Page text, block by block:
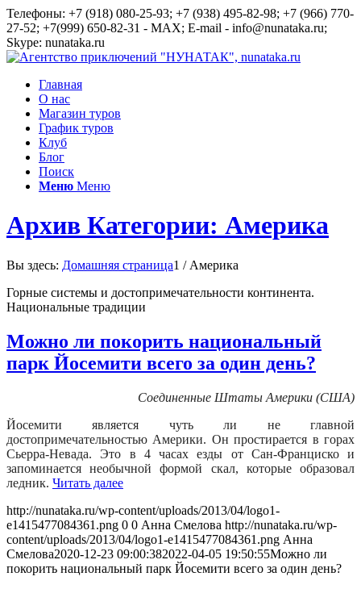
Телефоны: +7 (918) 080-25-93; +7 (938) 495-82-98; +7 (966) 770-
27-52; +7(999) 650-82-31 - MAX; E-mail - info@nunataka.ru;
Skype: nunataka.ru
Главная
О нас
Магазин туров
График туров
Клуб
Блог
Поиск
Меню Меню
Архив Категории: Америка
Вы здесь: Домашняя страница1 / Америка
Горные системы и достопримечательности континента.
Национальные традиции
Можно ли покорить национальный
парк Йосемити всего за один день?
Соединенные Штаты Америки (США)
Йосемити является чуть ли не главной
достопримечательностью Америки. Он простирается в горах
Сьерра-Невада. Это в 4 часах езды от Сан-Франциско и
запоминается необычной формой скал, которые образовал
ледник. Читать далее
http://nunataka.ru/wp-content/uploads/2013/04/logo1-
e1415477084361.png 0 0 Анна Смелова http://nunataka.ru/wp-
content/uploads/2013/04/logo1-e1415477084361.png Анна
Смелова2020-12-23 09:00:382022-04-05 19:50:55Можно ли
покорить национальный парк Йосемити всего за один день?